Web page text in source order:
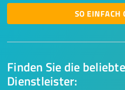
Finden Sie die
Dienstleister:
SO EINFACH